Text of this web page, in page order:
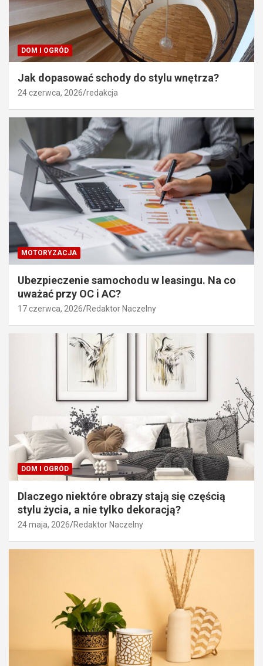
DOM I OGRÓD
Jak dopasować schody do stylu wnętrza?
24 czerwca, 2026 redakcja
MOTORYZACJA
Ubezpieczenie samochodu w leasingu. Na co
uważać przy OC i AC?
17 czerwca, 2026 Redaktor Naczelny
DOM I OGRÓD
Dlaczego niektóre obrazy stają się częścią
stylu życia, a nie tylko dekoracją?
24 maja, 2026 Redaktor Naczelny